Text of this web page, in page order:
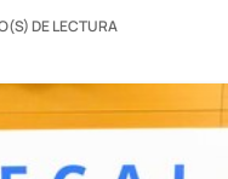
DE LECTURA